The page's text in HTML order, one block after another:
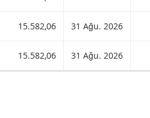
13,36 ISIN koduyla:
15.582,06 31 Ağu. 2026
12,12 ISIN koduyla:
15.582,06 31 Ağu. 2026